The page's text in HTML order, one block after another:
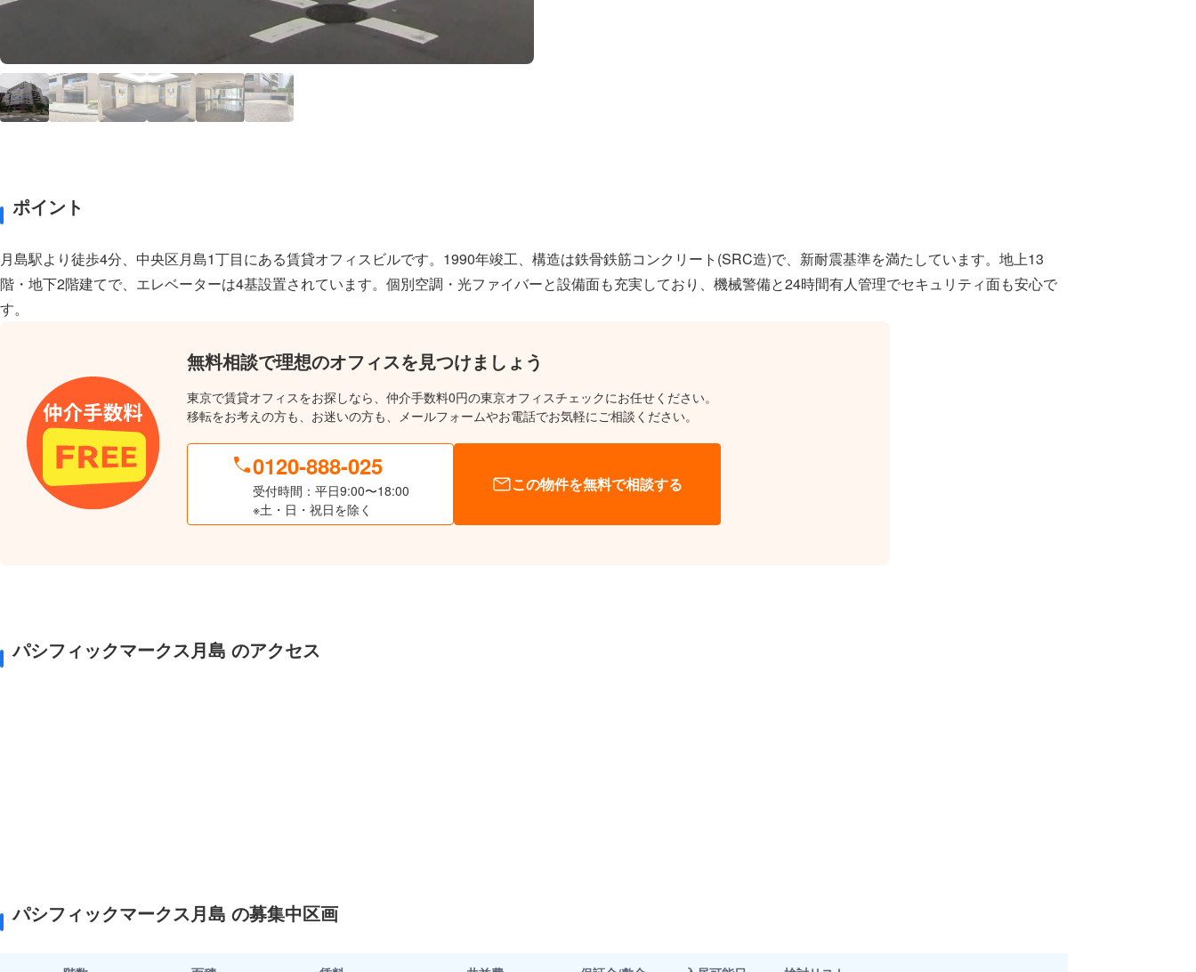
ポイント
月島駅より徒歩4分、中央区月島1丁目にある賃貸オフィスビルです。1990年竣工、構造は鉄骨鉄筋コンクリート(SRC造)で、新耐震基準を満たしています。地上13
階・地下2階建てで、エレベーターは4基設置されています。個別空調・光ファイバーと設備面も充実しており、機械警備と24時間有人管理でセキュリティ面も安心で
す。
無料相談で理想のオフィスを見つけましょう
東京で賃貸オフィスをお探しなら、仲介手数料0円の東京オフィスチェックにお任せください。
移転をお考えの方も、お迷いの方も、メールフォームやお電話でお気軽にご相談ください。
0120-888-025
受付時間：平日9:00〜18:00
※土・日・祝日を除く
この物件を無料で相談する
パシフィックマークス月島 のアクセス
パシフィックマークス月島 の募集中区画